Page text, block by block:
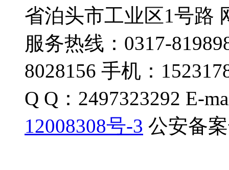
省泊头市工业区1号路
服务热线：0317-
8028156 手机：
Q Q：2497323292 E-
12008308号-3 公安备